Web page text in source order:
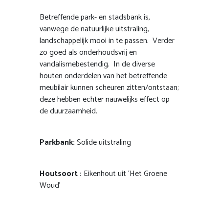
Betreffende park- en stadsbank is,
vanwege de natuurlijke uitstraling,
landschappelijk mooi in te passen. Verder
zo goed als onderhoudsvrij en
vandalismebestendig. In de diverse
houten onderdelen van het betreffende
meubilair kunnen scheuren zitten/ontstaan;
deze hebben echter nauwelijks effect op
de duurzaamheid.
Parkbank:Solide uitstraling
Houtsoort : Eikenhout uit ‘Het Groene
Woud’